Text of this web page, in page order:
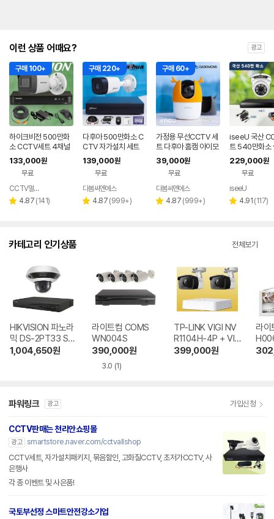
이런 상품 어때요? 광고
구매 100+
하이크비전 500만화
소 CCTV세트 4채널
실내실외 자가설치 스
마트폰어플 매장 가정
사무실
133,000원
무료
페이
CCTV멀티샵
별 4.87 리
(141)
구매 220+
다후아 500만화소 C
CTV 자가설치 세트
실외 가정용 스마트폰
매장 야외 4채널 감시
카메라
139,000원
무료
다봄씨엔에스
별 4.87 리
(999+)
구매 60+
가정용 무선CCTV 세
트 다후아 홈캠 아이모
레인저2 아기 홈 카메
라 강아지CCTV
39,000원
무료
다봄씨엔에스
별 4.87 리
(999+)
iseeU 국산
트 540만화소
가설치 세트
229,000원
무료
iseeU
별 4.91 리
(117)
카테고리 인기상품 전체보기
HIKVISION 파노라
믹 DS-2PT33 ST
COM + Pro Serie
1,004,650원
라이트컴 COMS
WN004S
390,000원
3.0 (1)
TP-LINK VIGI NV
R1104H-4P + VIG
I C340i
399,000원
라이
파워링크 광고 가입신청
CCTV판매는 천리안쇼핑몰
광고 smartstore.naver.com/cctvallshop
CCTV세트, 자가설치패키지, 묶음할인, 고화질CCTV, 초저가CCTV, 사
은행사
각 종 이벤트 및 사은품!
국토부선정 스마트안전강소기업